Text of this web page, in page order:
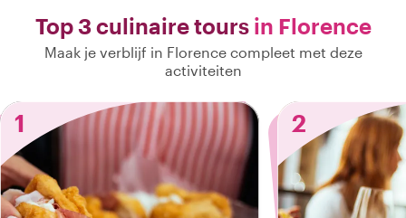
Top 3 culinaire tours in Florence
Maak je verblijf in Florence compleet met deze
activiteiten
1 2